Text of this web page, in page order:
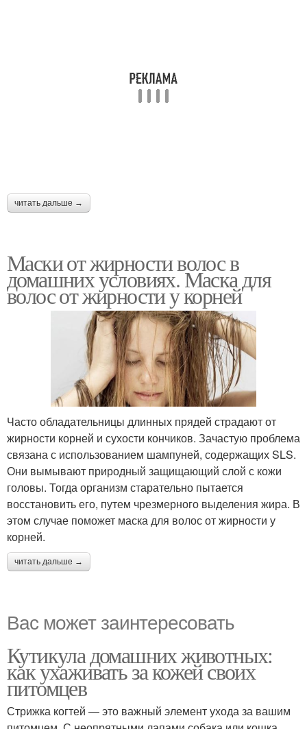
читать дальше →
Маски от жирности волос в
домашних условиях. Маска для
волос от жирности у корней
Часто обладательницы длинных прядей страдают от
жирности корней и сухости кончиков. Зачастую проблема
связана с использованием шампуней, содержащих SLS.
Они вымывают природный защищающий слой с кожи
головы. Тогда организм старательно пытается
восстановить его, путем чрезмерного выделения жира. В
этом случае поможет маска для волос от жирности у
корней.
читать дальше →
Вас может заинтересовать
Кутикула домашних животных:
как ухаживать за кожей своих
питомцев
Стрижка когтей — это важный элемент ухода за вашим